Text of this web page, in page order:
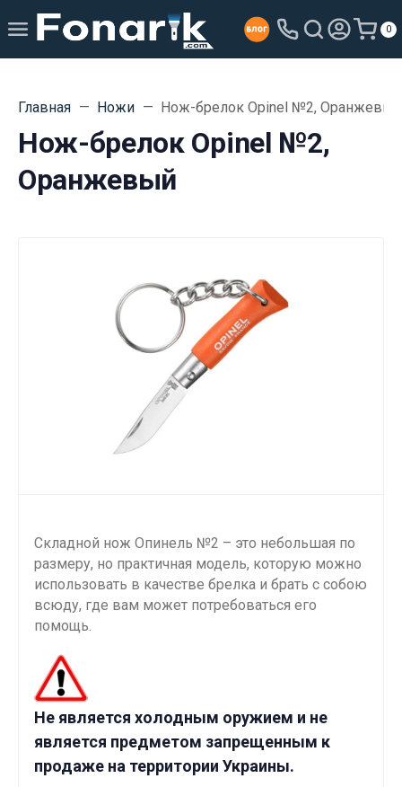
0
Главная Ножи Нож-брелок Opinel №2, Оранжевый
Нож-брелок Opinel №2,
Оранжевый
Складной нож Опинель №2 – это небольшая по
размеру, но практичная модель, которую можно
использовать в качестве брелка и брать с собою
всюду, где вам может потребоваться его
помощь.
Не является холодным оружием и не
является предметом запрещенным к
продаже на территории Украины.